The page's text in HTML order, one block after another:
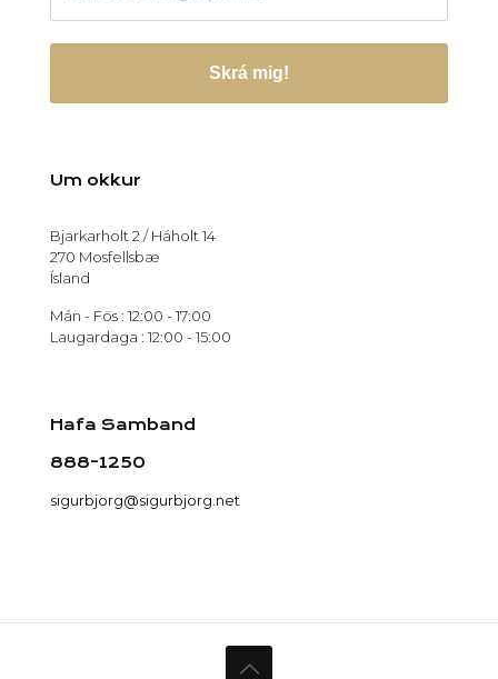
Skrá mig!
Um okkur
Bjarkarholt 2 / Háholt 14
270 Mosfellsbæ
Ísland
Mán - Fös : 12:00 - 17:00
Laugardaga : 12:00 - 15:00
Hafa Samband
888-1250
sigurbjorg@sigurbjorg.net